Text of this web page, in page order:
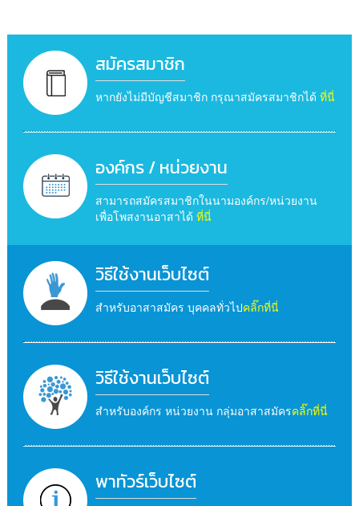
สมัครสมาชิก
หากยังไม่มีบัญชีสมาชิก กรุณาสมัครสมาชิกได้ ที่นี่
องค์กร / หน่วยงาน
สามารถสมัครสมาชิกในนามองค์กร/หน่วยงาน
เพื่อโพสงานอาสาได้ ที่นี่
วิธีใช้งานเว็บไซต์
สำหรับอาสาสมัคร บุคคลทั่วไปคลิ๊กที่นี่
วิธีใช้งานเว็บไซต์
สำหรับองค์กร หน่วยงาน กลุ่มอาสาสมัครคลิ๊กที่นี่
พาทัวร์เว็บไซต์